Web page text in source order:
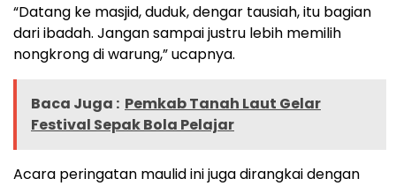
“Datang ke masjid, duduk, dengar tausiah, itu bagian
dari ibadah. Jangan sampai justru lebih memilih
nongkrong di warung,” ucapnya.
Baca Juga : Pemkab Tanah Laut Gelar
Festival Sepak Bola Pelajar
Acara peringatan maulid ini juga dirangkai dengan